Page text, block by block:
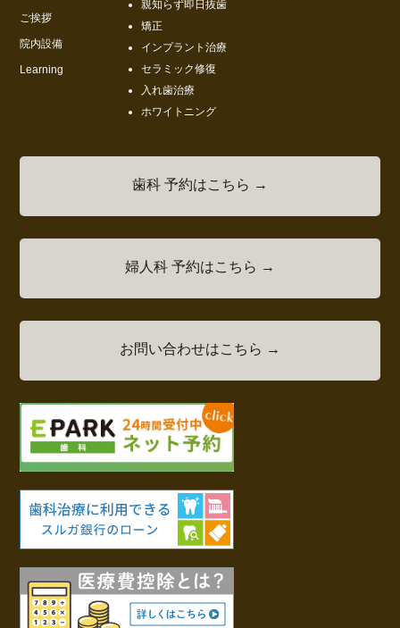
ご挨拶
院内設備
Learning
親知らず即日抜歯
矯正
インプラント治療
セラミック修復
入れ歯治療
ホワイトニング
歯科 予約はこちら →
婦人科 予約はこちら →
お問い合わせはこちら →